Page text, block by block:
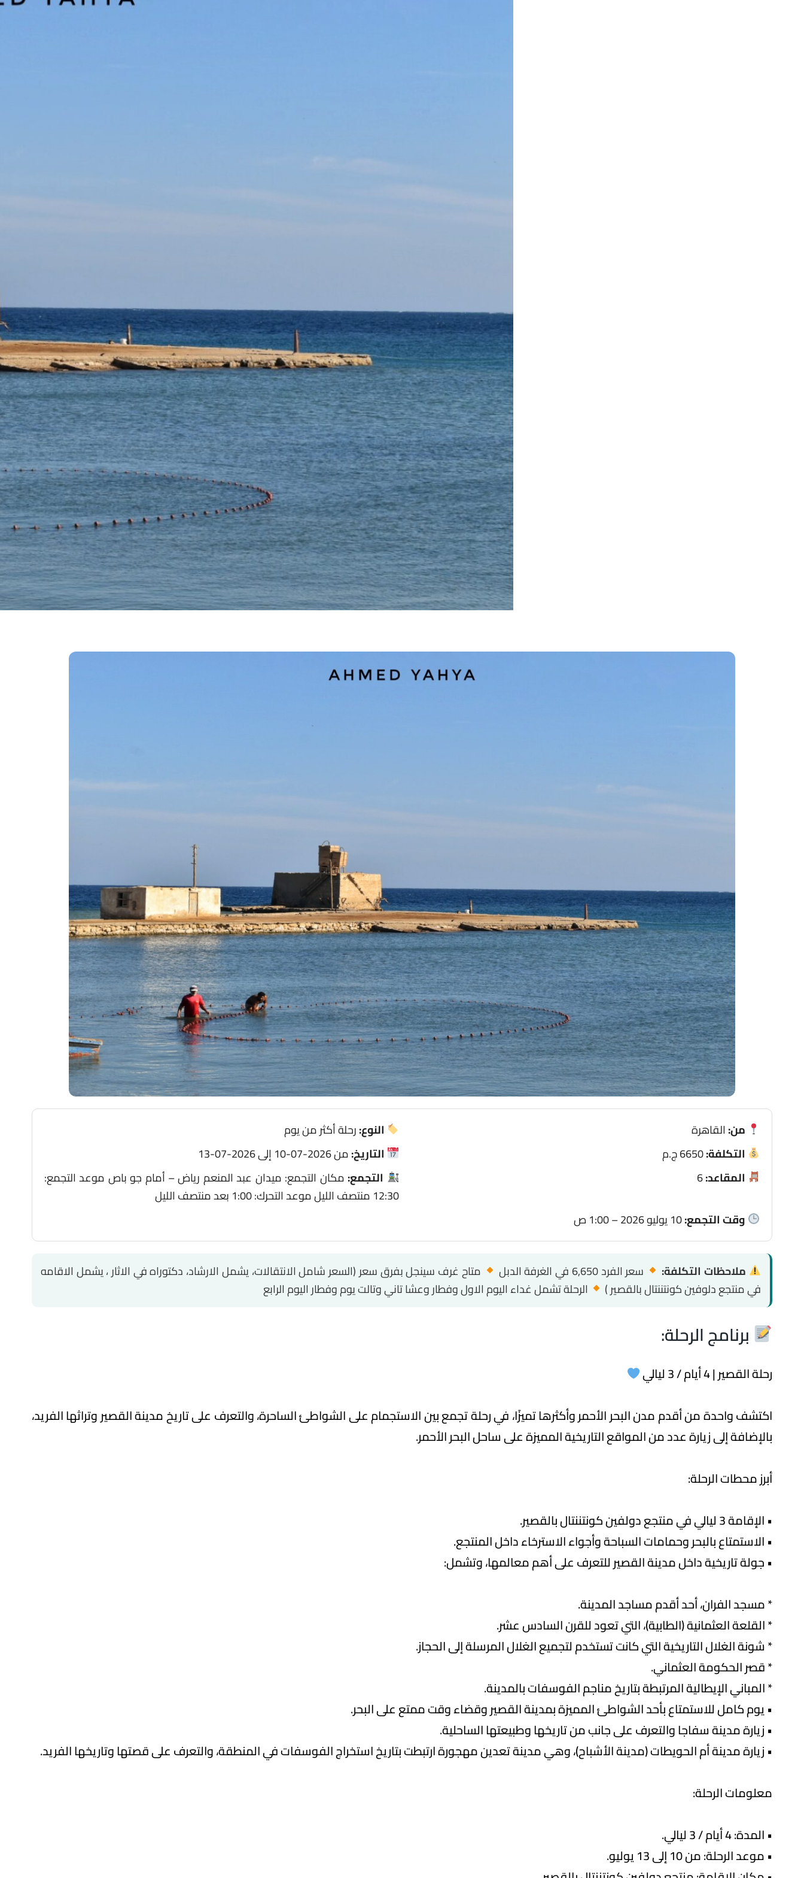
من:القاهرة النوع:رحلة أكثر من يوم
التكلفة:6650 ج.م التاريخ:من 2026-07-10 إلى 2026-07-13
المقاعد:6 التجمع: مكان التجمع: ميدان عبد المنعم رياض – أمام جو باص موعد التجمع:
12:30 منتصف الليل موعد التحرك: 1:00 بعد منتصف الليل
وقت التجمع:10 يوليو 2026 – 1:00 ص
ملاحظات التكلفة: سعر الفرد 6,650 في الغرفة الدبل
متاح غرف سينجل بفرق سعر (السعر شامل الانتقالات، يشمل الارشاد، دكتوراه في الاثار ، يشمل الاقامه
في منتجع دلوفين كونتننتال بالقصير )
الرحلة تشمل غداء اليوم الاول وفطار وعشا تاني وتالت يوم وفطار اليوم الرابع
برنامج الرحلة:
رحلة القصير | 4 أيام / 3 ليالي
اكتشف واحدة من أقدم مدن البحر الأحمر وأكثرها تميزًا، في رحلة تجمع بين الاستجمام على الشواطئ الساحرة، والتعرف على تاريخ مدينة القصير وتراثها الفريد،
بالإضافة إلى زيارة عدد من المواقع التاريخية المميزة على ساحل البحر الأحمر.
أبرز محطات الرحلة:
• الإقامة 3 ليالي في منتجع دولفين كونتننتال بالقصير.
• الاستمتاع بالبحر وحمامات السباحة وأجواء الاسترخاء داخل المنتجع.
• جولة تاريخية داخل مدينة القصير للتعرف على أهم معالمها، وتشمل:
* مسجد الفران، أحد أقدم مساجد المدينة.
* القلعة العثمانية (الطابية)، التي تعود للقرن السادس عشر.
* شونة الغلال التاريخية التي كانت تستخدم لتجميع الغلال المرسلة إلى الحجاز.
* قصر الحكومة العثماني.
* المباني الإيطالية المرتبطة بتاريخ مناجم الفوسفات بالمدينة.
• يوم كامل للاستمتاع بأحد الشواطئ المميزة بمدينة القصير وقضاء وقت ممتع على البحر.
• زيارة مدينة سفاجا والتعرف على جانب من تاريخها وطبيعتها الساحلية.
• زيارة مدينة أم الحويطات (مدينة الأشباح)، وهي مدينة تعدين مهجورة ارتبطت بتاريخ استخراج الفوسفات في المنطقة، والتعرف على قصتها وتاريخها الفريد.
معلومات الرحلة:
• المدة: 4 أيام / 3 ليالي.
• موعد الرحلة: من 10 إلى 13 يوليو.